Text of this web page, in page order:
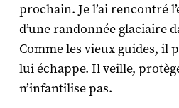
prochain. Je l’ai rencontré
d’une randonnée glaciaire
Comme les vieux guides, il
lui échappe. Il veille,
n’infantilise pas.